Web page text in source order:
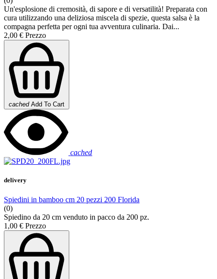
Un'esplosione di cremosità, di sapore e di versatilità! Preparata con
cura utilizzando una deliziosa miscela di spezie, questa salsa è la
compagna perfetta per ogni tua avventura culinaria. Dai...
2,00 € Prezzo
cached Add To Cart
cached
delivery
Spiedini in bamboo cm 20 pezzi 200 Florida
(0)
Spiedino da 20 cm venduto in pacco da 200 pz.
1,00 € Prezzo